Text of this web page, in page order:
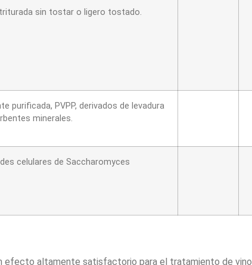
sin tostar o ligero tostado.
purificada, PVPP, derivados de levadura
minerales.
celulares de Saccharomyces
efecto altamente satisfactorio para el tratamiento de